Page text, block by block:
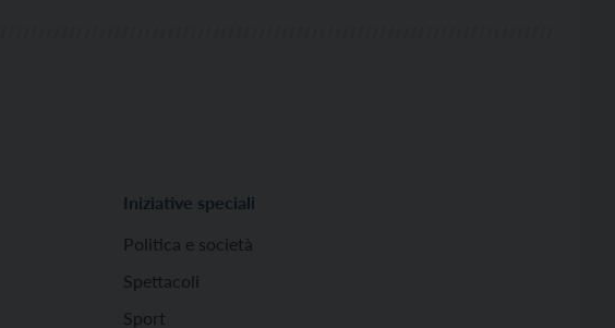
Iniziative speciali
Politica e società
Spettacoli
Sport